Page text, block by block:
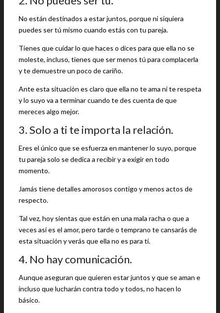
No están destinados a estar juntos, porque ni siquiera
puedes ser tú mismo cuando estás con tu pareja.
Tienes que cuidar lo que haces o dices para que ella no se
moleste, incluso, tienes que ser menos tú para complacerla
y te demuestre un poco de cariño.
Ante esta situación es claro que ella no te ama ni te respeta
y lo suyo va a terminar cuando te des cuenta de que
mereces algo mejor.
3. Solo a ti te importa la relación.
Eres el único que se esfuerza en mantener lo suyo, porque
tu pareja solo se dedica a recibir y a exigir en todo
momento.
Jamás tiene detalles amorosos contigo y menos actos de
respecto.
Tal vez, hoy sientas que están en una mala racha o que a
veces así es el amor, pero tarde o temprano te cansarás de
esta situación y verás que ella no es para ti.
4. No hay comunicación.
Aunque aseguran que quieren estar juntos y que se aman e
incluso que lucharán contra todo y todos, no hacen lo
básico.